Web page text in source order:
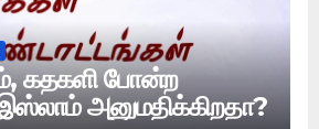
கதகளி போன்ற
அனுமதிக்கிறதா?